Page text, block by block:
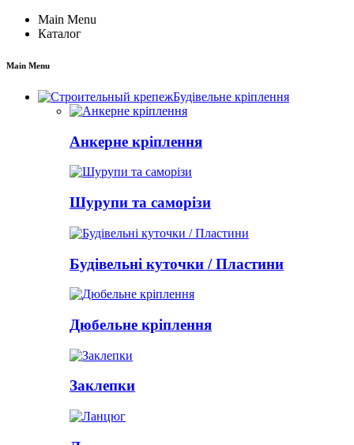
Main Menu
Каталог
Main Menu
Будівельне кріплення
Анкерне кріплення
Шурупи та саморізи
Будівельні куточки / Пластини
Дюбельне кріплення
Заклепки